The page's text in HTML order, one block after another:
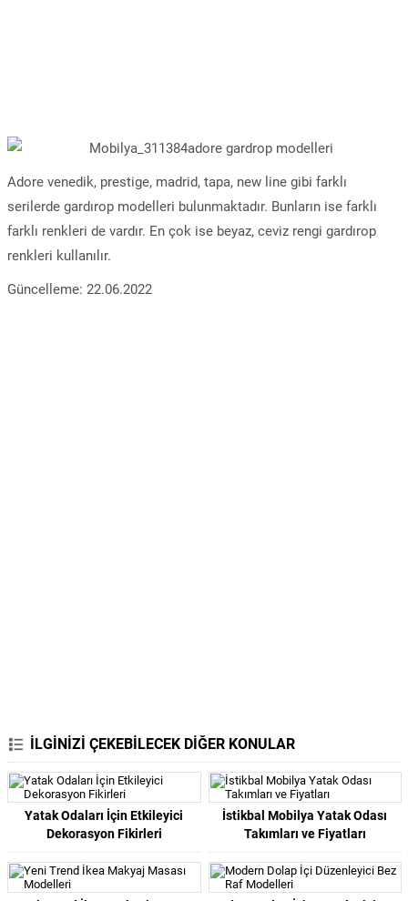
Adore venedik, prestige, madrid, tapa, new line gibi farklı
serilerde gardırop modelleri bulunmaktadır. Bunların ise farklı
farklı renkleri de vardır. En çok ise beyaz, ceviz rengi gardırop
renkleri kullanılır.
Güncelleme: 22.06.2022
İLGİNİZİ ÇEKEBİLECEK DİĞER KONULAR
Yatak Odaları İçin Etkileyici
Dekorasyon Fikirleri
İstikbal Mobilya Yatak Odası
Takımları ve Fiyatları